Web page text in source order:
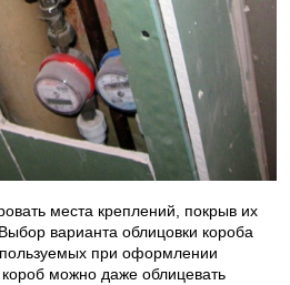
места креплений, покрыв их
варианта облицовки короба
при оформлении
можно даже облицевать